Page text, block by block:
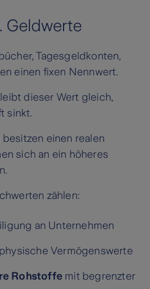
Geldwerte
Tagesgeldkonten,
einen fixen Nennwert.
dieser Wert gleich,
sinkt.
einen realen
sich an ein höheres
zählen:
an Unternehmen
Vermögenswerte
Rohstoffe mit begrenzter